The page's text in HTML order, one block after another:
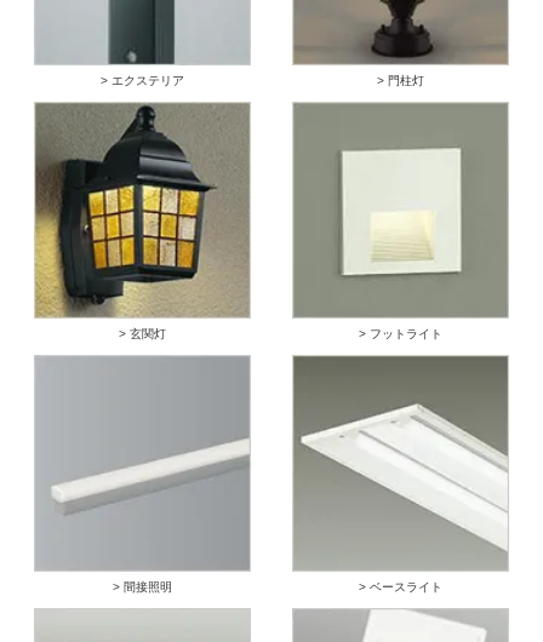
> エクステリア > 門柱灯
> 玄関灯 > フットライト
> 間接照明 > ベースライト